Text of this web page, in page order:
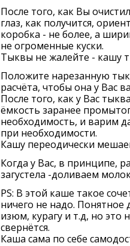
После того, как Вы
глаз, как получится,
коробка - не более, а
не огроменные куски.
Тыквы не жалейте - кашу
Положите нарезанную
расчёта, чтобы она у Вас
После того, как у Вас
ёмкость заранее
необходимость, и варим
при необходимости.
Кашу переодически
Когда у Вас, в принципе,
загустела -доливаем
PS: В этой каше такое
ничего не надо.
изюм, курагу и т.д, но это
свернётся.
Каша сама по себе